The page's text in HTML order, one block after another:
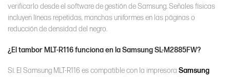
verificarlo desde el software de gestión de Samsung. Señales físicas
incluyen líneas repetidas, manchas uniformes en las páginas o
reducción de densidad del negro.
¿El tambor MLT-R116 funciona en la Samsung SL-M2885FW?
Sí. El Samsung MLT-R116 es compatible con la impresora Samsung